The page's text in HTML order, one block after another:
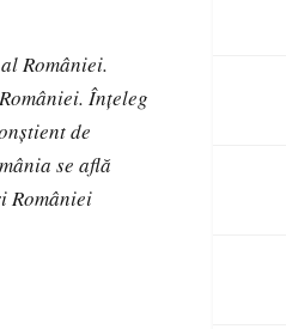
României.
Înțeleg
de
se află
României